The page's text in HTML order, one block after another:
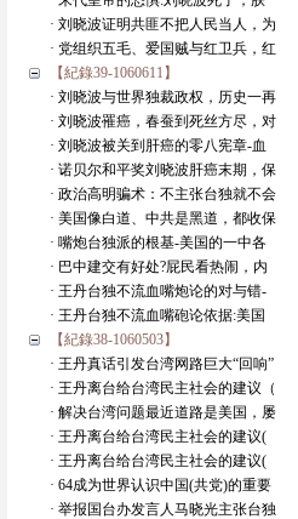
· 刘晓波证明共匪不把人民当人，为
· 党组织五毛、爱国贼与红卫兵，红
【紀錄39-1060611】
· 刘晓波与世界独裁政权，历史一再
· 刘晓波罹癌，春蚕到死丝方尽，对
· 刘晓波被关到肝癌的零八宪章-血
· 诺贝尔和平奖刘晓波肝癌末期，保
· 政治高明骗术：不主张台独就不会
· 美国像白道、中共是黑道，都收保
· 嘴炮台独派的根基-美国的一中各
· 巴中建交有好处?屁民看热闹，内
· 王丹台独不流血嘴炮论的对与错-
· 王丹台独不流血嘴砲论依据:美国
【紀錄38-1060503】
· 王丹真话引发台湾网路巨大“回响”
· 王丹离台给台湾民主社会的建议（
· 解决台湾问题最近道路是美国，屡
· 王丹离台给台湾民主社会的建议(
· 王丹离台给台湾民主社会的建议(
· 64成为世界认识中国(共党)的重要
· 举报国台办发言人马晓光主张台独